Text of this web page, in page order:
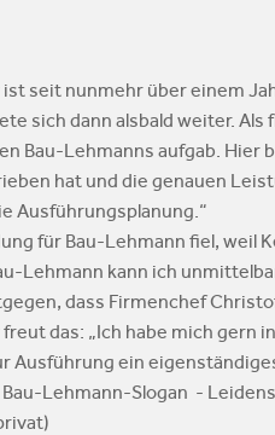
ist seit nunmehr über einem
sich dann alsbald weiter.
Bau-Lehmanns aufgab. Hier
hat und die genauen
Ausführungsplanung.“
für Bau-Lehmann fiel, weil
Lehmann kann ich
dass Firmenchef
freut das: „Ich habe mich
Ausführung ein
Lehmann-Slogan -